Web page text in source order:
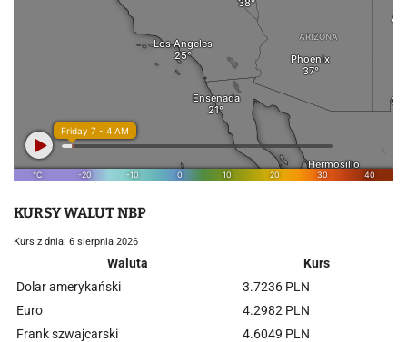
KURSY WALUT NBP
Kurs z dnia: 6 sierpnia 2026
Waluta
Kurs
Dolar amerykański
3.7236 PLN
Euro
4.2982 PLN
Frank szwajcarski
4.6049 PLN